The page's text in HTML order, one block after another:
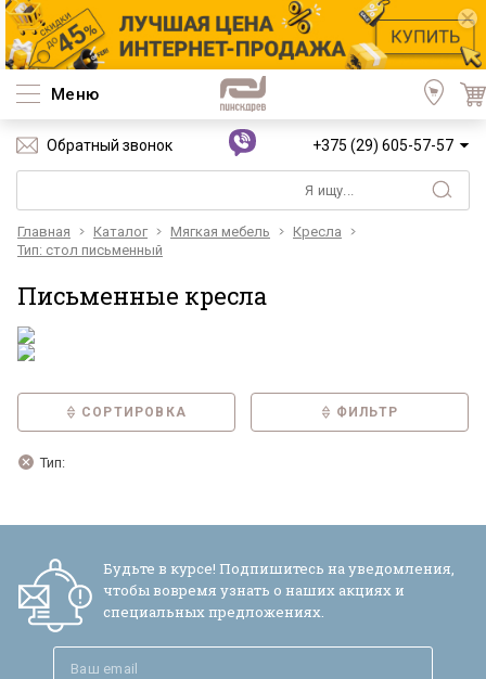
Меню
Обратный звонок +375 (29) 605-57-57
Главная Каталог Мягкая мебель
Кресла
Тип: стол письменный
Письменные кресла
СОРТИРОВКА ФИЛЬТР
Тип:
Будьте в курсе! Подпишитесь на уведомления,
чтобы вовремя узнать о наших акциях и
специальных предложениях.